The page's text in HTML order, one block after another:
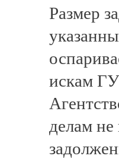
Размер
искам
делам не